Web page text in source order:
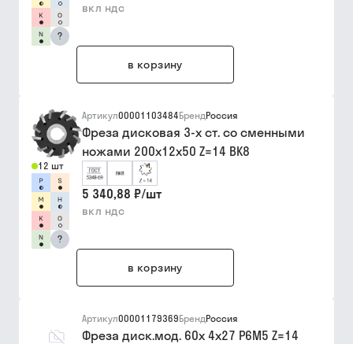
?
вкл ндс
в корзину
12 шт
?
Артикул00001103484БрендРоссия
Фреза дисковая 3-х ст. со сменными
ножами 200х12х50 Z=14 ВК8
5 340,88 ₽/шт
вкл ндс
в корзину
Артикул00001179369БрендРоссия
Фреза диск.мод. 60х 4х27 Р6М5 Z=14